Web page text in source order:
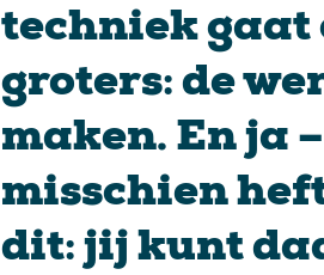
techniek gaat
groters: de
maken. En ja
misschien
dit: jij kunt